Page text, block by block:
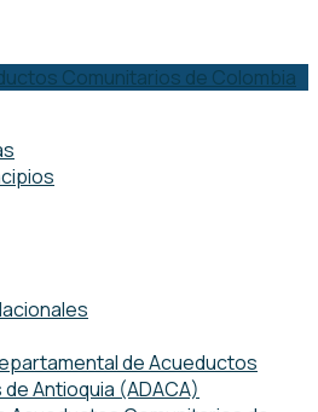
de Acueductos
Antioquia (ADACA)